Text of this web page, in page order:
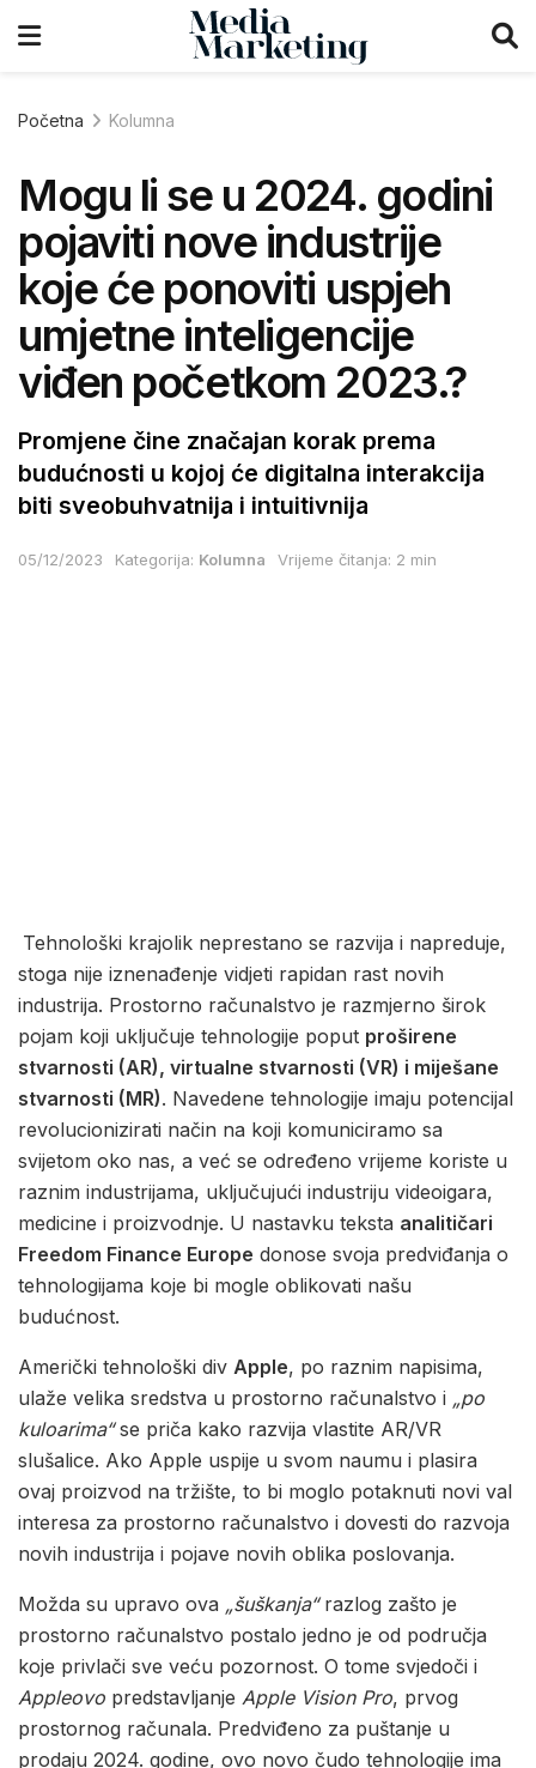
Početna Kolumna
Mogu li se u 2024. godini
pojaviti nove industrije
koje će ponoviti uspjeh
umjetne inteligencije
viđen početkom 2023.?
Promjene čine značajan korak prema
budućnosti u kojoj će digitalna interakcija
biti sveobuhvatnija i intuitivnija
05/12/2023 Kategorija: Kolumna Vrijeme čitanja: 2 min
Tehnološki krajolik neprestano se razvija i napreduje,
stoga nije iznenađenje vidjeti rapidan rast novih
industrija. Prostorno računalstvo je razmjerno širok
pojam koji uključuje tehnologije poput proširene
stvarnosti (AR), virtualne stvarnosti (VR) i miješane
stvarnosti (MR). Navedene tehnologije imaju potencijal
revolucionizirati način na koji komuniciramo sa
svijetom oko nas, a već se određeno vrijeme koriste u
raznim industrijama, uključujući industriju videoigara,
medicine i proizvodnje. U nastavku teksta analitičari
Freedom Finance Europe donose svoja predviđanja o
tehnologijama koje bi mogle oblikovati našu
budućnost.
Američki tehnološki div Apple, po raznim napisima,
ulaže velika sredstva u prostorno računalstvo i „po
kuloarima“se priča kako razvija vlastite AR/VR
slušalice. Ako Apple uspije u svom naumu i plasira
ovaj proizvod na tržište, to bi moglo potaknuti novi val
interesa za prostorno računalstvo i dovesti do razvoja
novih industrija i pojave novih oblika poslovanja.
Možda su upravo ova „šuškanja“razlog zašto je
prostorno računalstvo postalo jedno je od područja
koje privlači sve veću pozornost. O tome svjedoči i
Appleovo predstavljanje Apple Vision Pro, prvog
prostornog računala. Predviđeno za puštanje u
prodaju 2024. godine, ovo novo čudo tehnologije ima